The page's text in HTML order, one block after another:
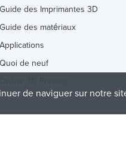
Guide des Imprimantes 3D
Guide des matériaux
Applications
Quoi de neuf
de naviguer sur notre